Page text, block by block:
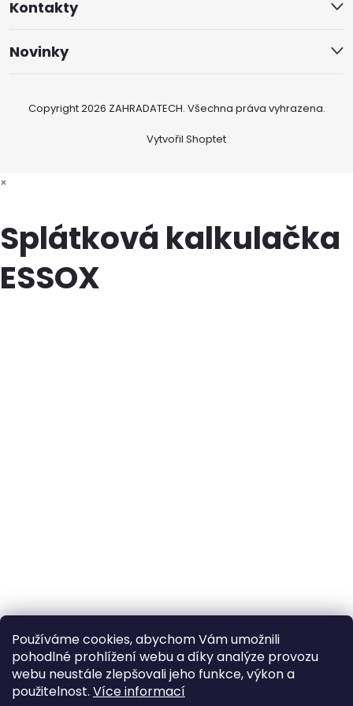
Používáme cookies, abychom Vám umožnili
pohodlné prohlížení webu a díky analýze provozu
webu neustále zlepšovali jeho funkce, výkon a
použitelnost. Více informací
Kontakty
Novinky
Vytvořil Shoptet
Copyright 2026 ZAHRADATECH. Všechna práva vyhrazena.
×
Splátková kalkulačka
ESSOX